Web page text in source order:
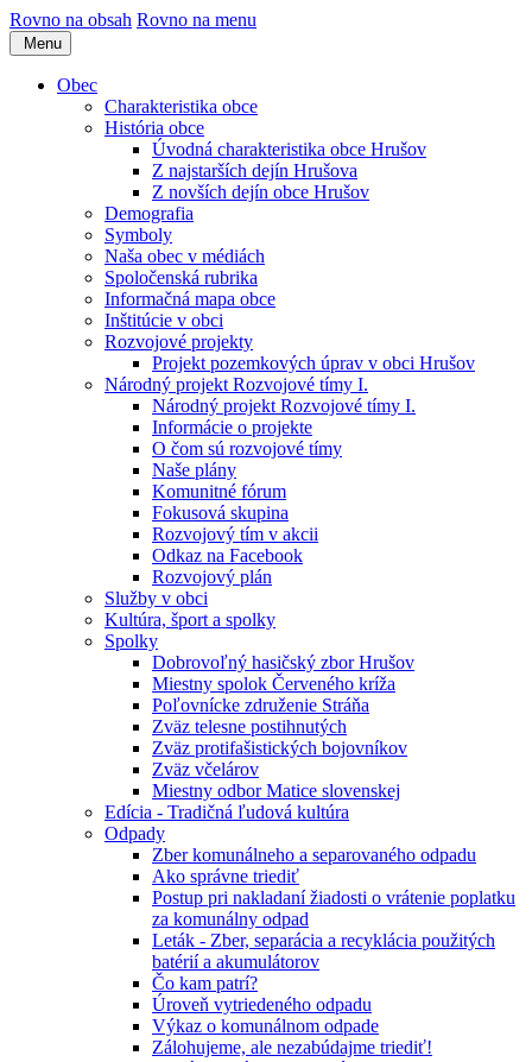
Rovno na obsah Rovno na menu
Menu
Obec
Charakteristika obce
História obce
Úvodná charakteristika obce Hrušov
Z najstarších dejín Hrušova
Z novších dejín obce Hrušov
Demografia
Symboly
Naša obec v médiách
Spoločenská rubrika
Informačná mapa obce
Inštitúcie v obci
Rozvojové projekty
Projekt pozemkových úprav v obci Hrušov
Národný projekt Rozvojové tímy I.
Národný projekt Rozvojové tímy I.
Informácie o projekte
O čom sú rozvojové tímy
Naše plány
Komunitné fórum
Fokusová skupina
Rozvojový tím v akcii
Odkaz na Facebook
Rozvojový plán
Služby v obci
Kultúra, šport a spolky
Spolky
Dobrovoľný hasičský zbor Hrušov
Miestny spolok Červeného kríža
Poľovnícke združenie Stráňa
Zväz telesne postihnutých
Zväz protifašistických bojovníkov
Zväz včelárov
Miestny odbor Matice slovenskej
Edícia - Tradičná ľudová kultúra
Odpady
Zber komunálneho a separovaného odpadu
Ako správne triediť
Postup pri nakladaní žiadosti o vrátenie poplatku
za komunálny odpad
Leták - Zber, separácia a recyklácia použitých
batérií a akumulátorov
Čo kam patrí?
Úroveň vytriedeného odpadu
Výkaz o komunálnom odpade
Zálohujeme, ale nezabúdajme triediť!